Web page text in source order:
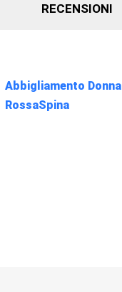
RECENSIONI
Abbigliamento Donna
RossaSpina